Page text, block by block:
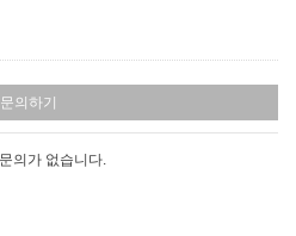
문의하기
의가 없습니다.